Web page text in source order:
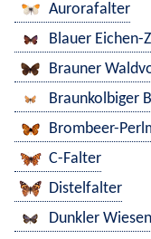
Aurorafalter
Blauer
Brauner
Braunkolbiger
Brombeer-
C-Falter
Distelfalter
Dunkler